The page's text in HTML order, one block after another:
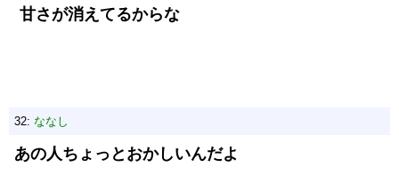
甘さが消えてるからな
32: ななし
あの人ちょっとおかしいんだよ